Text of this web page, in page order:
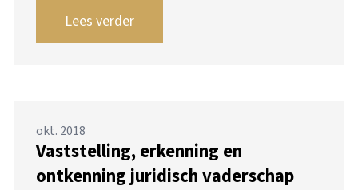
Lees verder
okt. 2018
Vaststelling, erkenning en
ontkenning juridisch vaderschap